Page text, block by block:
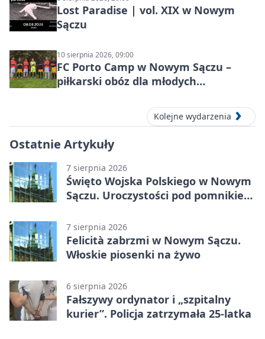
Lost Paradise | vol. XIX w Nowym
Sączu
10 sierpnia 2026, 09:00
FC Porto Camp w Nowym Sączu –
piłkarski obóz dla młodych
Kolejne wydarzenia
Ostatnie Artykuły
7 sierpnia 2026
Święto Wojska Polskiego w Nowym
Sączu. Uroczystości pod pomnikiem
7 sierpnia 2026
Felicità zabrzmi w Nowym Sączu.
Włoskie piosenki na żywo
6 sierpnia 2026
Fałszywy ordynator i „szpitalny
kurier”. Policja zatrzymała 25-latka